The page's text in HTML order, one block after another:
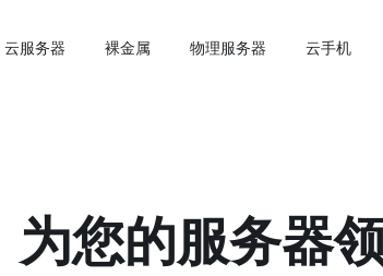
云服务器 裸金属 物理服务器 云手机
为您的服务器